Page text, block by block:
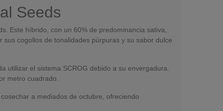
Seeds
Este híbrido, con un 60% de predominancia sativa,
cogollos de tonalidades púrpuras y su sabor dulce
utilizar el sistema SCROG debido a su envergadura.
metro cuadrado.
a mediados de octubre, ofreciendo